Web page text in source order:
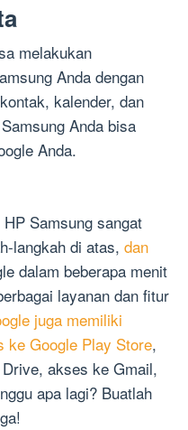
melakukan
Anda dengan
kalender, dan
Anda bisa
Anda.
Samsung sangat
langkah di atas, dan
dalam beberapa menit
layanan dan fitur
juga memiliki
ke Google Play Store,
akses ke Gmail,
apa lagi? Buatlah